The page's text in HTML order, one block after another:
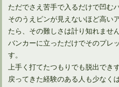
ただでさえ苦手で入るだけで凹むバ
そのうえピンが見えないほど高い
たら、その難しさは計り知れません
バンカーに立っただけでそのプレ
す。
上手く打てたつもりでも脱出でき
戻ってきた経験のある人も少なく